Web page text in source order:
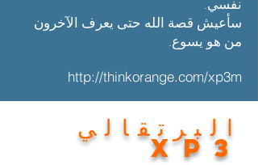
نفسي.
سأعيش قصة الله حتى يعرف الآخرون
من هو يسوع.
http://thinkorange.com/xp3m
البرتقالي
xp3